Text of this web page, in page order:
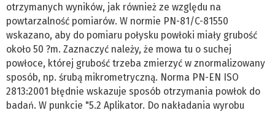
otrzymanych wyników, jak również ze względu na
powtarzalność pomiarów. W normie PN-81/C-81550
wskazano, aby do pomiaru połysku powłoki miały grubość
około 50 ?m. Zaznaczyć należy, że mowa tu o suchej
powłoce, której grubość trzeba zmierzyć w znormalizowany
sposób, np. śrubą mikrometryczną. Norma PN-EN ISO
2813:2001 błędnie wskazuje sposób otrzymania powłok do
badań. W punkcie "5.2 Aplikator. Do nakładania wyrobu